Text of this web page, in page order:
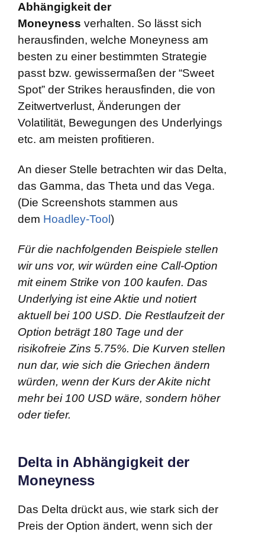
Abhängigkeit der
Moneyness verhalten. So lässt sich
herausfinden, welche Moneyness am
besten zu einer bestimmten Strategie
passt bzw. gewissermaßen der “Sweet
Spot” der Strikes herausfinden, die von
Zeitwertverlust, Änderungen der
Volatilität, Bewegungen des Underlyings
etc. am meisten profitieren.
An dieser Stelle betrachten wir das Delta,
das Gamma, das Theta und das Vega.
(Die Screenshots stammen aus
dem Hoadley-Tool )
Für die nachfolgenden Beispiele stellen
wir uns vor, wir würden eine Call-Option
mit einem Strike von 100 kaufen. Das
Underlying ist eine Aktie und notiert
aktuell bei 100 USD. Die Restlaufzeit der
Option beträgt 180 Tage und der
risikofreie Zins 5.75%. Die Kurven stellen
nun dar, wie sich die Griechen ändern
würden, wenn der Kurs der Akite nicht
mehr bei 100 USD wäre, sondern höher
oder tiefer.
Delta in Abhängigkeit der
Moneyness
Das Delta drückt aus, wie stark sich der
Preis der Option ändert, wenn sich der